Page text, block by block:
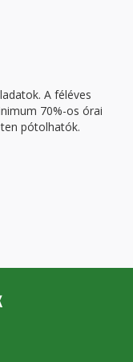
A féléves
70%-os órai
pótolhatók.